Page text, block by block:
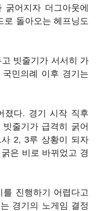
어지자 더그아웃에
로 돌아오는 헤프닝도
빗줄기가 서서히 가
민의례 이후 경기는
졌다. 경기 시작 직후
줄기가 급격히 굵어
2, 3루 상황이 되자
은 비로 바뀌었고 경
진행하기 어렵다고
경기의 노게임 결정